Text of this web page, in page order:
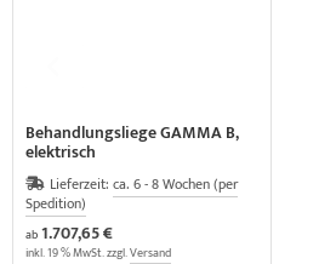
Behandlungsliege GAMMA B,
elektrisch
Lieferzeit: ca. 6 - 8 Wochen (per
Spedition)
ab1.707,65 €
inkl. 19 % MwSt. zzgl.Versand